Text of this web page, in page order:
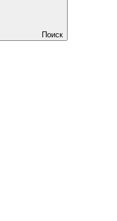
Поиск